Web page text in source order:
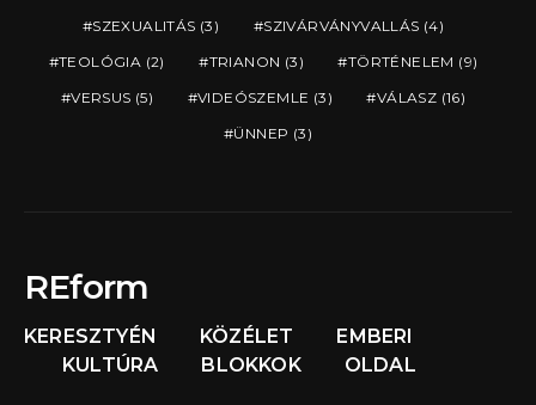
SZEXUALITÁS (3) SZIVÁRVÁNYVALLÁS (4)
TEOLÓGIA (2) TRIANON (3) TÖRTÉNELEM (9)
VERSUS (5) VIDEÓSZEMLE (3) VÁLASZ (16)
ÜNNEP (3)
REform
KERESZTYÉN KÖZÉLET
EMBERI
KULTÚRA
BLOKKOK OLDAL